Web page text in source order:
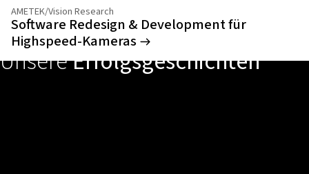
AMETEK/Vision Research
Software Redesign & Development für
Highspeed-Kameras
UnsereErfolgsgeschichten